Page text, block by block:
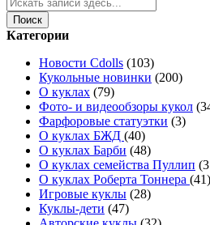
Поиск
Категории
Новости Cdolls (103)
Кукольные новинки (200)
О куклах (79)
Фото- и видеообзоры кукол
Фарфоровые статуэтки (3)
О куклах БЖД (40)
О куклах Барби (48)
О куклах семейства Пуллип
О куклах Роберта Тоннера (41)
Игровые куклы (28)
Куклы-дети (47)